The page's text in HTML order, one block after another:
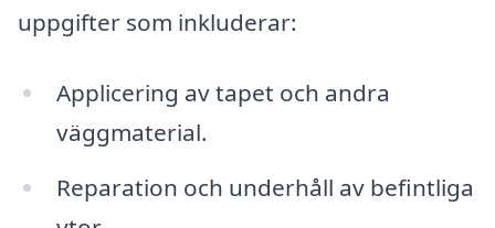
uppgifter som inkluderar:
Applicering av tapet och andra
väggmaterial.
Reparation och underhåll av befintliga